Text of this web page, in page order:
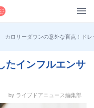
カロリーダウンの意外な盲点！ド
たインフルエンサ
by ライブドアニュース編集部